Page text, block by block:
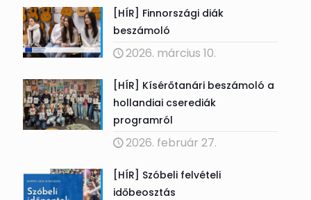
[HÍR] Finnországi diák
beszámoló
2026. március 10.
[HÍR] Kísérőtanári beszámoló a
hollandiai cserediák
programról
2026. február 27.
[HÍR] Szóbeli felvételi
időbeosztás